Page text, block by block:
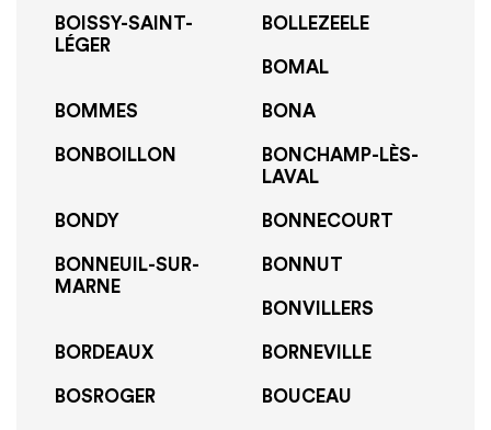
BOISSY-SAINT-
LÉGER
BOLLEZEELE
BOMAL
BOMMES BONA
BONBOILLON
BONCHAMP-LÈS-
LAVAL
BONDY BONNECOURT
BONNEUIL-SUR-
MARNE
BONNUT
BONVILLERS
BORDEAUX BORNEVILLE
BOSROGER BOUCEAU